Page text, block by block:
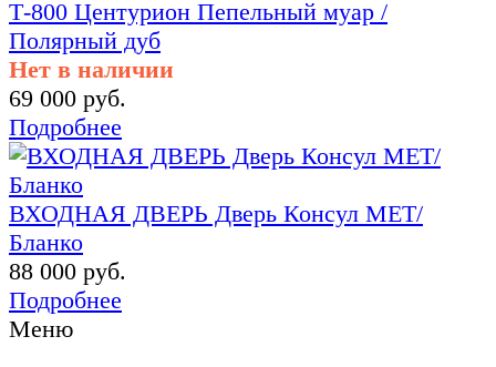
Т-800 Центурион Пепельный муар /
Полярный дуб
Нет в наличии
69 000 руб.
Подробнее
ВХОДНАЯ ДВЕРЬ Дверь Консул МЕТ/
Бланко
88 000 руб.
Подробнее
Меню